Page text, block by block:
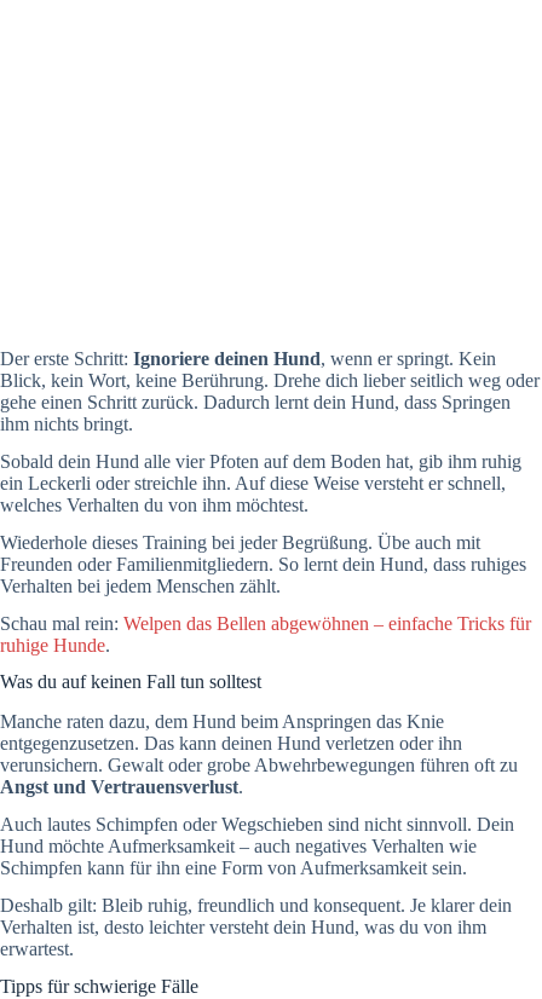
Der erste Schritt: Ignoriere deinen Hund, wenn er springt. Kein
Blick, kein Wort, keine Berührung. Drehe dich lieber seitlich weg oder
gehe einen Schritt zurück. Dadurch lernt dein Hund, dass Springen
ihm nichts bringt.
Sobald dein Hund alle vier Pfoten auf dem Boden hat, gib ihm ruhig
ein Leckerli oder streichle ihn. Auf diese Weise versteht er schnell,
welches Verhalten du von ihm möchtest.
Wiederhole dieses Training bei jeder Begrüßung. Übe auch mit
Freunden oder Familienmitgliedern. So lernt dein Hund, dass ruhiges
Verhalten bei jedem Menschen zählt.
Schau mal rein: Welpen das Bellen abgewöhnen – einfache Tricks für
ruhige Hunde.
Was du auf keinen Fall tun solltest
Manche raten dazu, dem Hund beim Anspringen das Knie
entgegenzusetzen. Das kann deinen Hund verletzen oder ihn
verunsichern. Gewalt oder grobe Abwehrbewegungen führen oft zu
Angst und Vertrauensverlust.
Auch lautes Schimpfen oder Wegschieben sind nicht sinnvoll. Dein
Hund möchte Aufmerksamkeit – auch negatives Verhalten wie
Schimpfen kann für ihn eine Form von Aufmerksamkeit sein.
Deshalb gilt: Bleib ruhig, freundlich und konsequent. Je klarer dein
Verhalten ist, desto leichter versteht dein Hund, was du von ihm
erwartest.
Tipps für schwierige Fälle